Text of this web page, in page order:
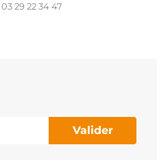
03 29 22 34 47
Valider